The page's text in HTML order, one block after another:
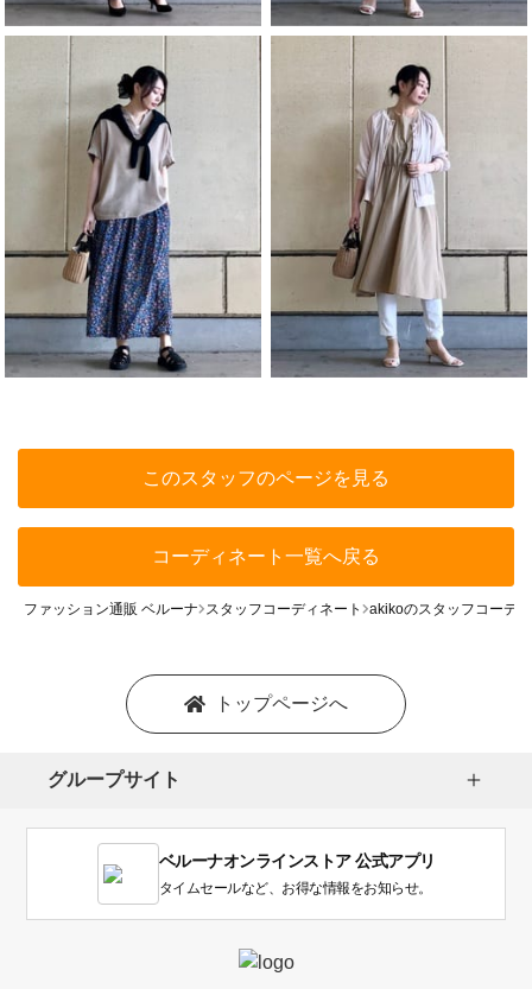
このスタッフのページを見る
コーディネート一覧へ戻る
ファッション通販 ベルーナ スタッフコーディネート akikoのスタッフコーデ
トップページへ
グループサイト
ベルーナオンラインストア 公式アプリ
タイムセールなど、お得な情報をお知らせ。